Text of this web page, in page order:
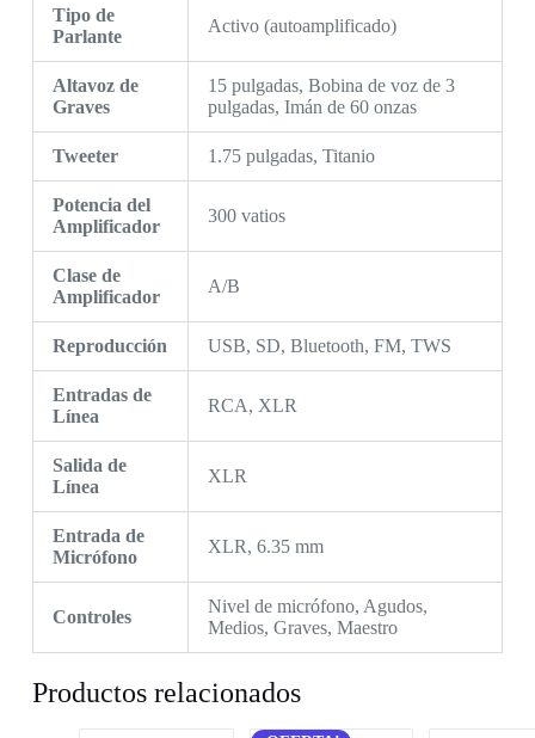
Tipo de
Parlante
Activo (autoamplificado)
Altavoz de
Graves
15 pulgadas, Bobina de voz de 3
pulgadas, Imán de 60 onzas
Tweeter 1.75 pulgadas, Titanio
Potencia del
Amplificador
300 vatios
Clase de
Amplificador
A/B
Reproducción USB, SD, Bluetooth, FM, TWS
Entradas de
Línea
RCA, XLR
Salida de
Línea
XLR
Entrada de
Micrófono
XLR, 6.35 mm
Controles
Nivel de micrófono, Agudos,
Medios, Graves, Maestro
Productos relacionados